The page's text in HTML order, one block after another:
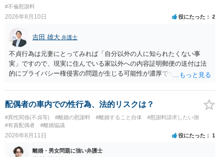
#不倫慰謝料
2026年8月10日 役にたった 2
吉田 雄大 弁護士
不貞行為は元妻にとってみれば「自分以外の人に知られたくない事
実」ですので、現実に住んでいる家以外への内容証明郵便の送付は法
的にプライバシー権侵害の問題が生じる可能性が濃厚です。ですの
配偶者の車内での性行為、法的リスクは？
#異性関係(不貞等) #離婚の慰謝料 #離婚すること自体
#慰謝料請求したい側
#有責配偶者
#離婚協議
2026年8月11日 役にたった 1
離婚・男女問題に強い弁護士